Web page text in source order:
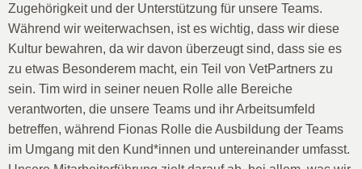
Zugehörigkeit und der Unterstützung für unsere Teams.
Während wir weiterwachsen, ist es wichtig, dass wir diese
Kultur bewahren, da wir davon überzeugt sind, dass sie es
zu etwas Besonderem macht, ein Teil von VetPartners zu
sein. Tim wird in seiner neuen Rolle alle Bereiche
verantworten, die unsere Teams und ihr Arbeitsumfeld
betreffen, während Fionas Rolle die Ausbildung der Teams
im Umgang mit den Kund*innen und untereinander umfasst.